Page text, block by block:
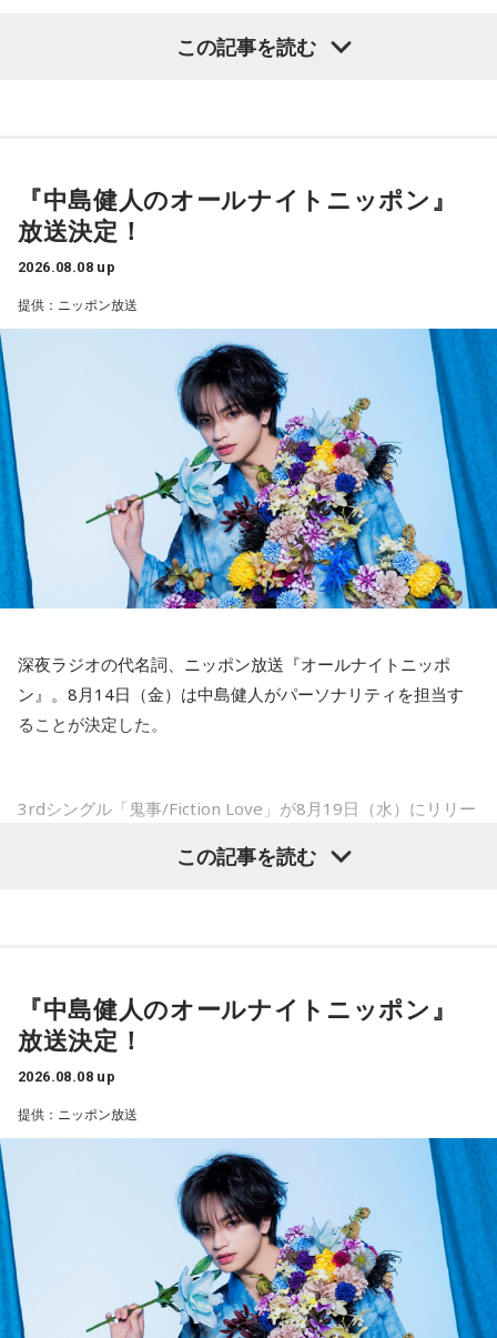
山田「順調にいくのも難しくて、リハビリをしていく上でエ
――石垣島で自主トレをともにした後輩である篠原響投手の
活躍をどうご覧になられましたか？
山田「球速がすごくて、僕も追いつけるように頑張ります」
――オールスターゲームの前に1軍へ復帰しました。ここまで
2試合に登板してみていかがですか？
山田「自分の持ち味が出せて抑えられることができたので、
そこは1番よかったのかなと思います。試合で投げる、野球が
できる感謝というのも再び感じることができましたし、野球
――今シーズンの登板はまだ2試合ですが、ヒットを1本も打
たれていないです。
山田「そうなんですか？ 何の意識もしていないです（笑）。
1イニングを無失点で抑える。どれだけピンチを作っても無失
いうのは本当にいいことなのかなと思います」
※インタビュアー：文化放送・斉藤一美アナウンサー
しい成績だったかと思いますが、「求めすぎずに自分のやる
――過去2年の苦労は昨シーズンに活きていたということです
ね。
山田「活きていると思います。ウエイトトレーニングなどで
身体作りができたと思うので、結果を出さないといけないと
ころで出せたというのはよかったと思います」
――2月の南郷キャンプ終盤で右肘痛が発覚した時の心境を教
山田「痛かったですし、手術のタイミングはすごく悩んだの
ですが、3月9日に手術をさせていただいた。痛いままプレー
をしていても成績も上がらないですし、自分としても不安を
抱えながらプレーをするのは嫌だったので、できるだけ早く
手術をして、早く復帰ができるようにというので決断しまし
た」
山田「痛みがない範囲でできていたのですが、痛みの場所が
動いてしまって、数ミリでも痛みの場所が動くだけで痛みが
変わってくるので」
――実戦復帰まで4ヶ月という診断のもと、ファームで最初に
ラーが出たり、身体との感覚がつながりずらかったりするな
かで、本当にトレーナーさんのおかげでうまくやっていただ
――石垣島で自主トレをともにした後輩である篠原響投手の
活躍をどうご覧になられましたか？
山田「球速がすごくて、僕も追いつけるように頑張ります」
――オールスターゲームの前に1軍へ復帰しました。ここまで
2試合に登板してみていかがですか？
山田「自分の持ち味が出せて抑えられることができたので、
そこは1番よかったのかなと思います。試合で投げる、野球が
この記事を読む
『中島健人のオールナイトニッポン』
放送決定！
2026.08.08 up
提供：ニッポン放送
深夜ラジオの代名詞、ニッポン放送『オールナイトニッポ
ン』。8月14日（金）は中島健人がパーソナリティを担当す
ることが決定した。
3rdシングル「鬼事/Fiction Love」が8月19日（水）にリリー
ティを初めて担当する。番組では、新曲「鬼事/Fiction
盛りだくさんの内容でお届けする一夜限りの特別番組『中島
健人のオールナイトニッポン』は8月14日(金)25時からニッポ
ン放送をキーステーションに全国ネットで放送。
◎メールテーマ『鬼事』
TVアニメ『逃げ上手の若君』第2期オープニングテーマ「鬼
事」。中島健人はこの「鬼事」を「日々のイラッとした出来
事」や「心がザワザワした、モヤモヤした事」を表す言葉と
この記事を読む
『中島健人のオールナイトニッポン』
放送決定！
2026.08.08 up
提供：ニッポン放送